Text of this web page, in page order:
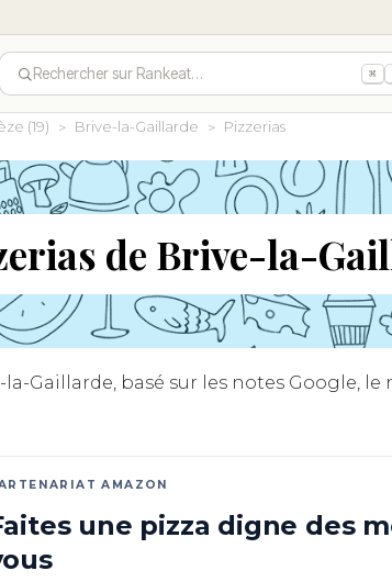
Rechercher sur Rankeat… ⌘
(19) Brive-la-Gaillarde Pizzerias
de Brive-la-
Gaillarde, basé sur les notes Google,
AMAZON
une pizza digne des